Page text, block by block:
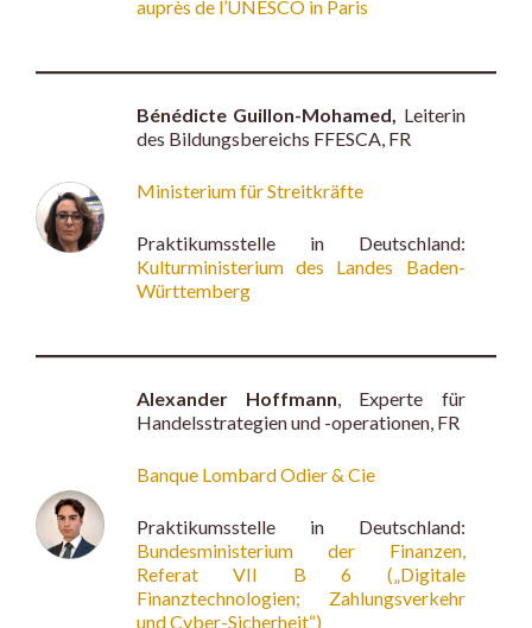
auprès de l’UNESCO in Paris
Bénédicte Guillon-Mohamed, Leiterin
des Bildungsbereichs FFESCA, FR
Ministerium für Streitkräfte
Praktikumsstelle in Deutschland:
Kulturministerium des Landes Baden-
Württemberg
Alexander Hoffmann, Experte für
Handelsstrategien und -operationen, FR
Banque Lombard Odier & Cie
Praktikumsstelle in Deutschland:
Bundesministerium der Finanzen,
Referat VII B 6 („Digitale
Finanztechnologien; Zahlungsverkehr
und Cyber-Sicherheit“)